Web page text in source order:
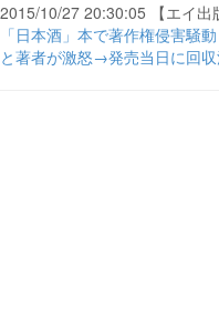
2015/10/27 20:30:05 【エイ出
「日本酒」本で著作権侵害騒
と著者が激怒→発売当日に回